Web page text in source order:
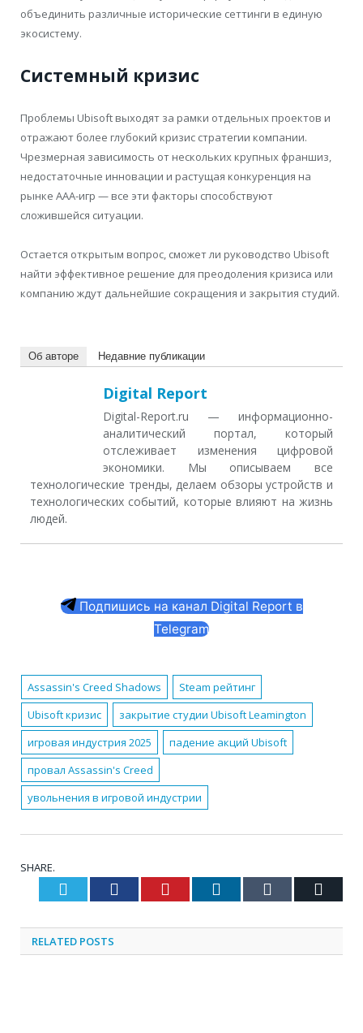
объединить различные исторические сеттинги в единую
экосистему.
Системный кризис
Проблемы Ubisoft выходят за рамки отдельных проектов и
отражают более глубокий кризис стратегии компании.
Чрезмерная зависимость от нескольких крупных франшиз,
недостаточные инновации и растущая конкуренция на
рынке AAA-игр — все эти факторы способствуют
сложившейся ситуации.
Остается открытым вопрос, сможет ли руководство Ubisoft
найти эффективное решение для преодоления кризиса или
компанию ждут дальнейшие сокращения и закрытия студий.
Об авторе Недавние публикации
Digital Report
Digital-Report.ru — информационно-
аналитический портал, который
отслеживает изменения цифровой
экономики. Мы описываем все
технологические тренды, делаем обзоры устройств и
технологических событий, которые влияют на жизнь
людей.
Подпишись на канал Digital Report в
Telegram
Assassin's Creed Shadows
Steam рейтинг
Ubisoft кризис
закрытие студии Ubisoft Leamington
игровая индустрия 2025
падение акций Ubisoft
провал Assassin's Creed
увольнения в игровой индустрии
SHARE.
Twitter Facebook Pinterest LinkedIn Tumblr
RELATED POSTS